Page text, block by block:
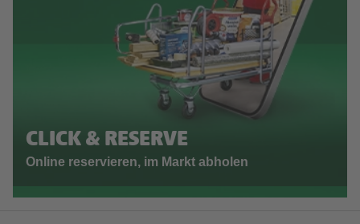
CLICK & RESERVE
Online reservieren, im Markt abholen